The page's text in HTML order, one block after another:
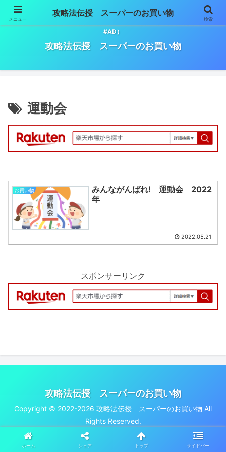
スーパーマーケットでのお買い物必勝法。（※記事には広告が含まれます。
#AD）
攻略法伝授 スーパーのお買い物
運動会
お買い物
みんながんばれ! 運動会 2022
年
2022.05.21
スポンサーリンク
攻略法伝授 スーパーのお買い物
Copyright © 2022-2026 攻略法伝授 スーパーのお買い物 All
Rights Reserved.
メニュー
攻略法伝授 スーパーのお買い物
検索
ホーム シェア トップ サイドバー